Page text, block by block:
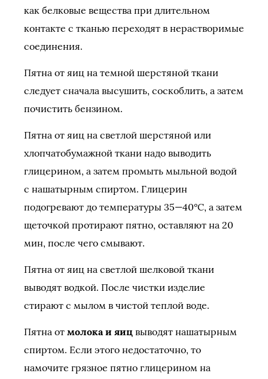
как белковые вещества при длительном
контакте с тканью переходят в нерастворимые
соединения.
Пятна от яиц на темной шерстяной ткани
следует сначала высушить, соскоблить, а затем
почистить бензином.
Пятна от яиц на светлой шерстяной или
хлопчатобумажной ткани надо выводить
глицерином, а затем промыть мыльной водой
с нашатырным спиртом. Глицерин
подогревают до температуры 35—40°С, а затем
щеточкой протирают пятно, оставляют на 20
мин, после чего смывают.
Пятна от яиц на светлой шелковой ткани
выводят водкой. После чистки изделие
стирают с мылом в чистой теплой воде.
Пятна от молока и яиц выводят нашатырным
спиртом. Если этого недостаточно, то
намочите грязное пятно глицерином на